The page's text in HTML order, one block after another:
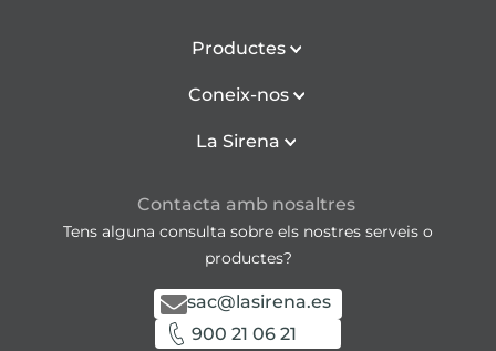
Productes
Coneix-nos
La Sirena
Contacta amb nosaltres
Tens alguna consulta sobre els nostres serveis o
productes?
sac@lasirena.es
900 21 06 21